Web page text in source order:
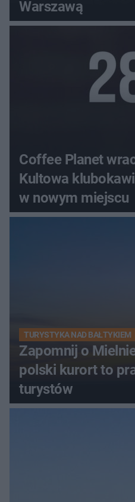
Warszawą
Coffee Planet
Kultowa
w nowym miejscu
TURYSTYKA NAD BAŁTYKIEM
Zapomnij o
polski kurort to
turystów